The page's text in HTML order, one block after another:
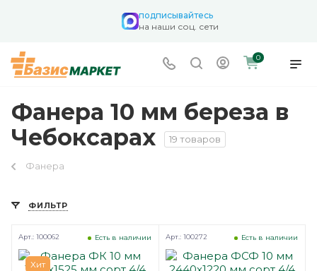
подписывайтесь
на наши соц. сети
0
Фанера 10 мм береза в
Чебоксарах
19 товаров
Фанера
ФИЛЬТР
Хит
Есть в наличии
Арт.: 100062 Есть в наличии
Арт.: 100272